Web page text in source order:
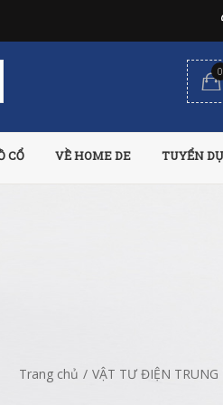
0
CỔ VỀ HOME DE TUYỂN
Trang chủ / VẬT TƯ ĐIỆN TRUNG